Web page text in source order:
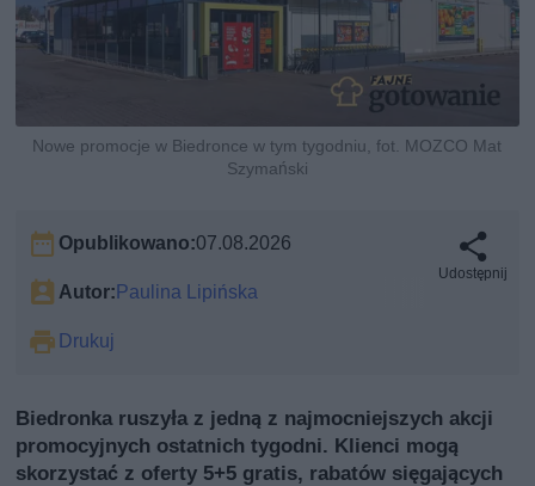
Nowe promocje w Biedronce w tym tygodniu, fot. MOZCO Mat
Szymański
Opublikowano:07.08.2026
Autor:Paulina Lipińska
Drukuj
Udostępnij
Biedronka ruszyła z jedną z najmocniejszych akcji
promocyjnych ostatnich tygodni. Klienci mogą
skorzystać z oferty 5+5 gratis, rabatów sięgających